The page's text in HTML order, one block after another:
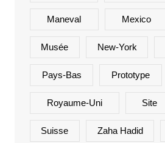
Maneval Mexico
Musée New-York
Pays-Bas Prototype
Royaume-Uni Site
Suisse Zaha Hadid